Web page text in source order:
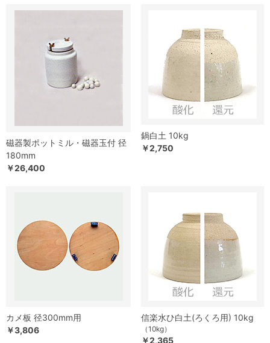
磁器製ポットミル・磁器玉付 径
180mm
￥26,400
鍋白土 10kg
￥2,750
カメ板 径300mm用
￥3,806
信楽水ひ白土(ろくろ用) 10kg
（10kg）
￥2,365